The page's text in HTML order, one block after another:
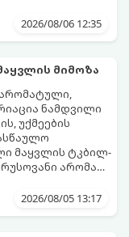
(სესამის)
შეინარჩუნოს
(დამატებით
24 საათი)
20–24 ცალი
2026/08/06 12:35
მიმოზა
ნამდვილი
უქმეების
მაყვლის ტკბილ-
არომატი
მაგრილებელ
2026/08/05 13:17